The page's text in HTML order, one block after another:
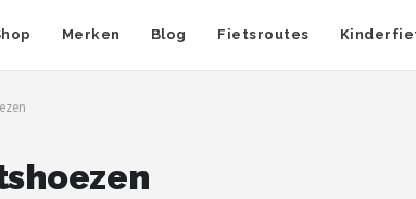
Merken Blog Fietsroutes